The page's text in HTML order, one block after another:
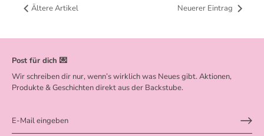
Ältere Artikel Neuerer Eintrag
Post für dich 💌
Wir schreiben dir nur, wenn’s wirklich was Neues gibt. Aktionen,
Produkte & Geschichten direkt aus der Backstube.